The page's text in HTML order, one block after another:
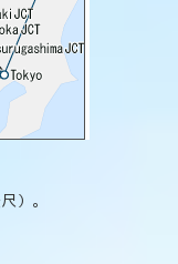
）。